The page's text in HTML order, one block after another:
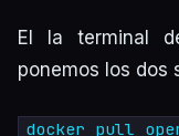
El la terminal
ponemos los dos
docker pull